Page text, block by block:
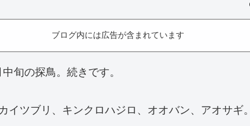
ブログ内には広告が含まれています
旬の探鳥。続きです。
イツブリ、キンクロハジロ、オオバン、アオサギ。